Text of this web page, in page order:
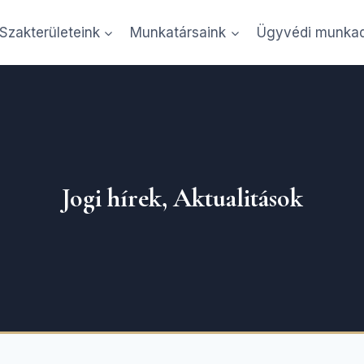
Alexandra Ügyvédi Iroda
Szakterületeink Munkatársaink Ügyvédi
Jogi hírek, Aktualitások